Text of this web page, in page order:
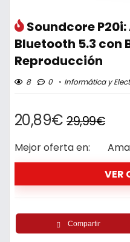
Soundcore
Bluetooth 5.3 con
Reproducción
8 0 Informática y
20,89€ 29,99€
Mejor oferta en:
VER
Compartir